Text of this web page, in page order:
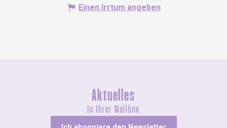
Einen Irrtum angeben
Aktuelles
In Ihrer Mailbox